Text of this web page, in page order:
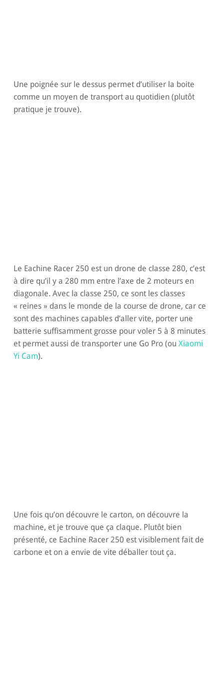
Une poignée sur le dessus permet d’utiliser la boite
comme un moyen de transport au quotidien (plutôt
pratique je trouve).
Le Eachine Racer 250 est un drone de classe 280, c’est
à dire qu’il y a 280 mm entre l’axe de 2 moteurs en
diagonale. Avec la classe 250, ce sont les classes
« reines » dans le monde de la course de drone, car ce
sont des machines capables d’aller vite, porter une
batterie suffisamment grosse pour voler 5 à 8 minutes
et permet aussi de transporter une Go Pro (ou Xiaomi
Yi Cam).
Une fois qu’on découvre le carton, on découvre la
machine, et je trouve que ça claque. Plutôt bien
présenté, ce Eachine Racer 250 est visiblement fait de
carbone et on a envie de vite déballer tout ça.